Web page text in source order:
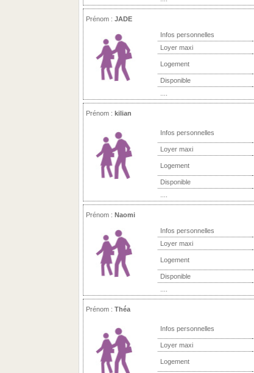
Prénom : JADE
Infos personnelles
Loyer maxi
Logement
Disponible
Prénom : kilian
Infos personnelles
Loyer maxi
Logement
Disponible
Prénom : Naomi
Infos personnelles
Loyer maxi
Logement
Disponible
Prénom : Théa
Infos personnelles
Loyer maxi
Logement